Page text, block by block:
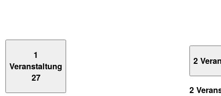
1
Veranstaltung
27
2
2